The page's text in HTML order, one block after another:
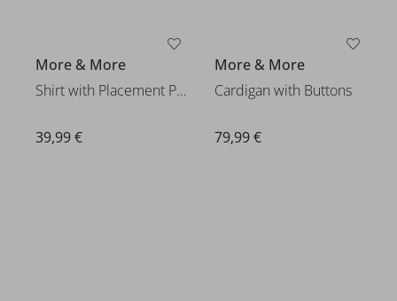
More & More
Shirt with Placement Print
39,99 €
More & More
Cardigan with Buttons
79,99 €